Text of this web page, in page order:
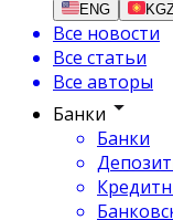
ENG
Все новости
Все статьи
Все авторы
Банки
Банки